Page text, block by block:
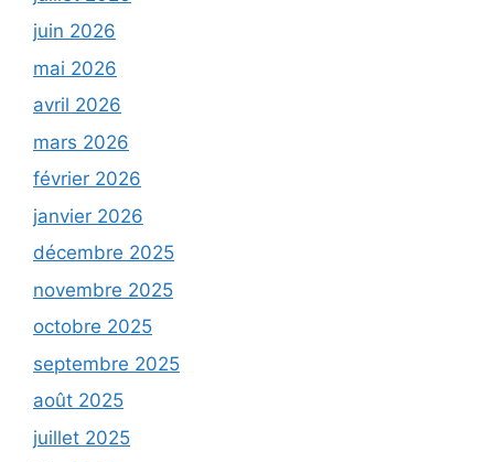
juin 2026
mai 2026
avril 2026
mars 2026
février 2026
janvier 2026
décembre 2025
novembre 2025
octobre 2025
septembre 2025
août 2025
juillet 2025